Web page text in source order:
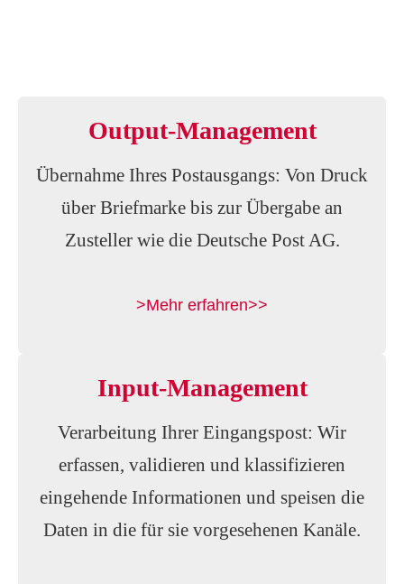
Output-Management
Übernahme Ihres Postausgangs: Von Druck
über Briefmarke bis zur Übergabe an
Zusteller wie die Deutsche Post AG.
>Mehr erfahren>>
Input-Management
Verarbeitung Ihrer Eingangspost: Wir
erfassen, validieren und klassifizieren
eingehende Informationen und speisen die
Daten in die für sie vorgesehenen Kanäle.